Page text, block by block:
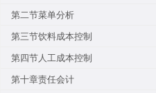
第二节菜单分析
第三节饮料成本控制
第四节人工成本控制
第十章责任会计